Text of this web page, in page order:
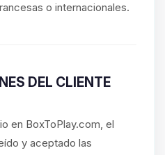
o internacionales.
DEL CLIENTE
en BoxToPlay.com, el
y aceptado las